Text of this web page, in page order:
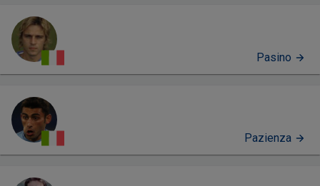
Pasino
Pazienza